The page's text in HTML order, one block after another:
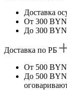
Доставка
От 300
До 300 BYN
Доставка по РБ
От 500
До 500 BYN